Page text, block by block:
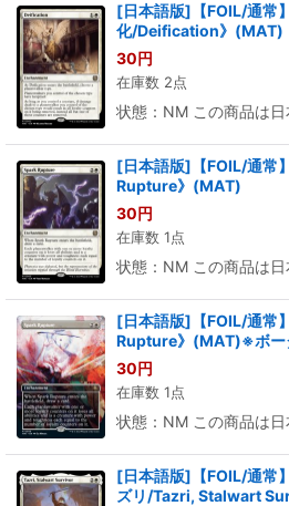
並び順 :
絞り込む
[日本語版]【FOIL/通常
化/Deification》(MAT)
30円
在庫数 2点
状態：NM この商品は日
[日本語版]【FOIL/通常
Rupture》(MAT)
30円
在庫数 1点
状態：NM この商品は日
[日本語版]【FOIL/通常
Rupture》(MAT)※ボー
30円
在庫数 1点
状態：NM この商品は日
[日本語版]【FOIL/通常
ズリ/Tazri, Stalwart